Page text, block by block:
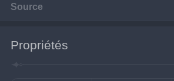
Source
Propriétés